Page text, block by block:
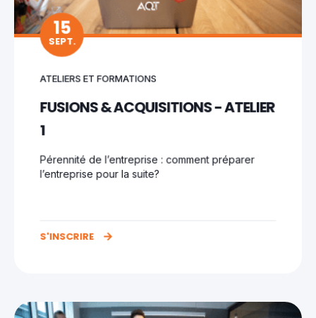
15
SEPT.
ATELIERS ET FORMATIONS
FUSIONS & ACQUISITIONS - ATELIER
1
Pérennité de l’entreprise : comment préparer
l’entreprise pour la suite?
S'INSCRIRE